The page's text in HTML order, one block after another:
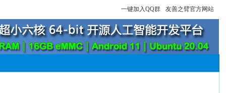
一键加入QQ群 友善之臂官方网站